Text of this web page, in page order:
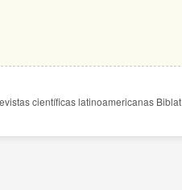
científicas latinoamericanas